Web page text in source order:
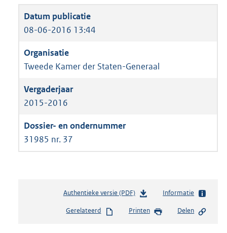
08-06-2016 13:44
Tweede Kamer der Staten-Generaal
2015-2016
31985 nr. 37
Authentieke versie (PDF)b
s
Informatie
Gerelateerd Printen Delen